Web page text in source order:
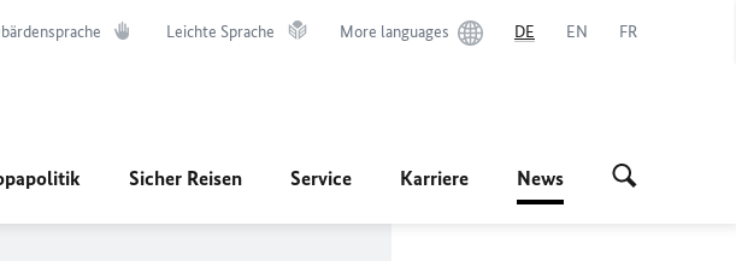
Leichte Sprache More languages DE EN FR
Sicher Reisen Service Karriere News